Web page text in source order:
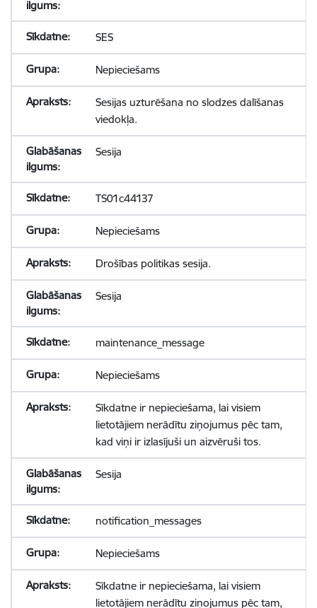
SES
Nepieciešams
Sesijas uzturēšana no slodzes dalīšanas
viedokļa.
Sesija
TS01c44137
Nepieciešams
Drošības politikas sesija.
Sesija
maintenance_message
Nepieciešams
Sīkdatne ir nepieciešama, lai visiem
lietotājiem nerādītu ziņojumus pēc tam,
kad viņi ir izlasījuši un aizvēruši tos.
Sesija
notification_messages
Nepieciešams
Sīkdatne ir nepieciešama, lai visiem
lietotājiem nerādītu ziņojumus pēc tam,